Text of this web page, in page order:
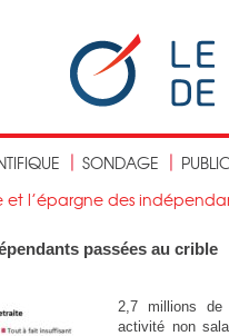
SONDAGE
et l’épargne des
passées au crible
2,7 millions de
activité non